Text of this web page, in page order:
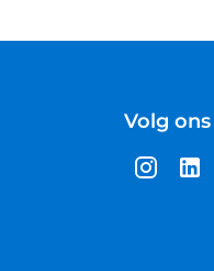
Volg ons